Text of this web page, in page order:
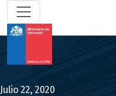
Julio 22, 2020